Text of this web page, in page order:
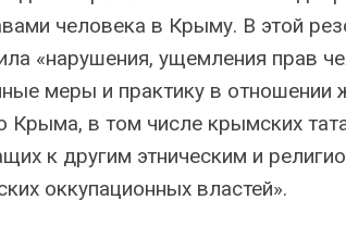
человека в Крыму. В этой
«нарушения, ущемления прав
меры и практику в отношении
Крыма, в том числе крымских
к другим этническим и
оккупационных властей».